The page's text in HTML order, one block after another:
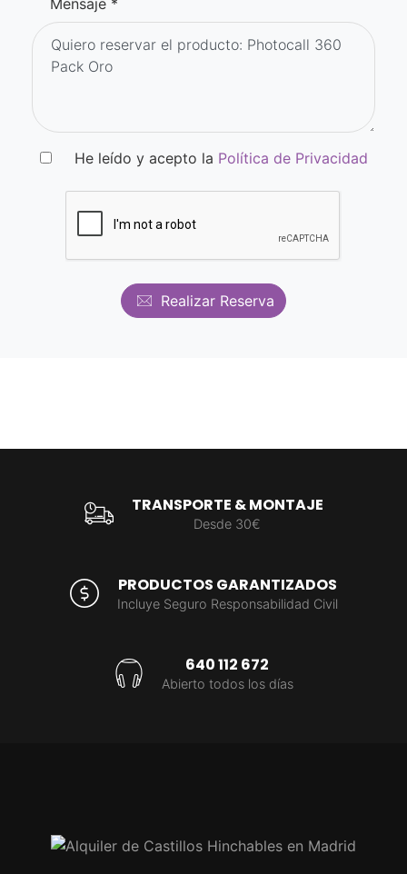
He leído y acepto la Política de Privacidad
Realizar Reserva
TRANSPORTE & MONTAJE
Desde 30€
PRODUCTOS GARANTIZADOS
Incluye Seguro Responsabilidad Civil
640 112 672
Abierto todos los días